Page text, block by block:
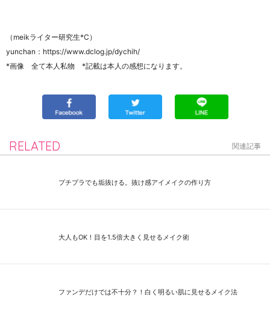
（meikライター研究生*C）
yunchan：https://www.dclog.jp/dychih/
*画像 全て本人私物 *記載は本人の感想になります。
RELATED 関連記事
プチプラでも垢抜ける。抜け感アイメイクの作り方
大人もOK！目を1.5倍大きく見せるメイク術
ファンデだけでは不十分？！白く明るい肌に見せるメイク法